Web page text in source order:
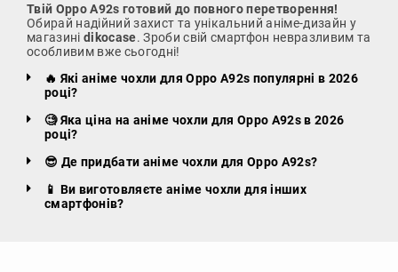
Твій Oppo A92s готовий до повного перетворення!
Обирай надійний захист та унікальний аніме-дизайн у
магазині dikocase. Зроби свій смартфон невразливим та
особливим вже сьогодні!
🔥 Які аніме чохли для Oppo A92s популярні в 2026
році?
🧐 Яка ціна на аніме чохли для Oppo A92s в 2026
році?
😎 Де придбати аніме чохли для Oppo A92s?
📱 Ви виготовляєте аніме чохли для інших
смартфонів?